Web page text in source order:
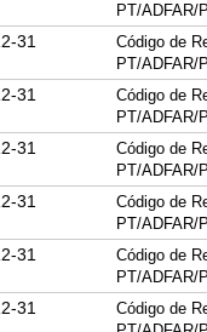
PT/ADFAR/
31
Código de
PT/ADFAR/
31
Código de
PT/ADFAR/
31
Código de
PT/ADFAR/
31
Código de
PT/ADFAR/
31
Código de
PT/ADFAR/
31
Código de